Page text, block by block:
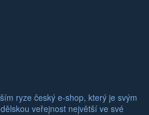
ryze český e-shop, který je svým
veřejnost největší ve své